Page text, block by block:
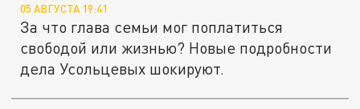
05 АВГУСТА 19:41
За что глава семьи мог поплатиться
свободой или жизнью? Новые подробности
дела Усольцевых шокируют.